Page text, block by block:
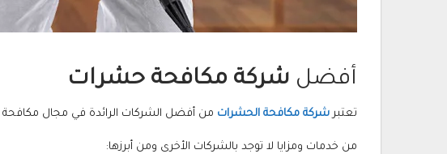
أفضل شركة مكافحة حشرات
تعتبر شركة مكافحة الحشرات من أفضل الشركات الرائدة في مجال مكافحة
من خدمات ومزايا لا توجد بالشركات الأخرى ومن أبرزها: